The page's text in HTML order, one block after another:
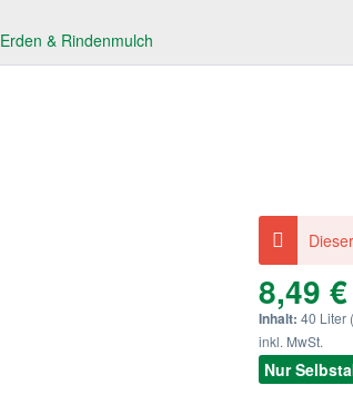
Erden & Rindenmulch
8,49
Inhalt:40 Liter
inkl. MwSt.
Nur